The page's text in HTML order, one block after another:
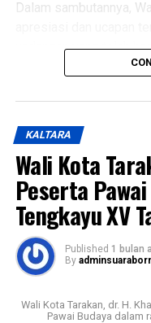
Messenger 0
Dalam sambutannya,
undangan yang telah
memadati lokasi acara
kebijakan efisiensi
Tengkayu akan terus
melestarikan budaya
Mengakhiri
senantiasa diberikan
kesejahteraan bagi
Pariwisata Republik
KALTARA
Wali Kota
Peserta
Tengkayu XV
Published 1 bulan
By
Wali Kota Tarakan, dr. H.
Pawai Budaya dalam